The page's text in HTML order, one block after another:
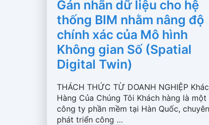
Gán nhãn dữ liệu cho hệ
thống BIM nhằm nâng độ
chính xác của Mô hình
Không gian Số (Spatial
Digital Twin)
THÁCH THỨC TỪ DOANH NGHIỆP
Hàng Của Chúng Tôi Khách hàng là một
công ty phần mềm tại Hàn Quốc, chuyên
phát triển công …